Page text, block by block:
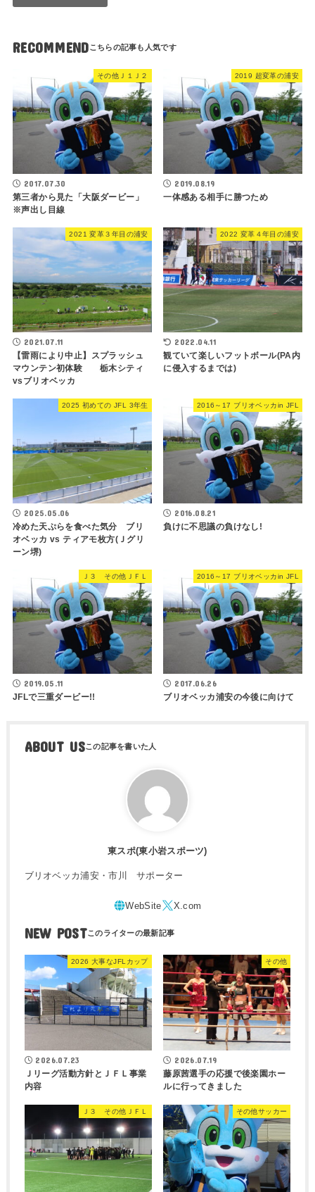
RECOMMEND
その他Ｊ１Ｊ２
2017.07.30
第三者から見た「大阪ダービー」
※声出し目線
2019 超変革の浦安
2019.08.19
一体感ある相手に勝つため
2021 変革３年目の浦安
2021.07.11
【雷雨により中止】スプラッシュ
マウンテン初体験 栃木シティ
vsブリオベッカ
2022 変革４年目の浦安
2022.04.11
観ていて楽しいフットボール(PA内
に侵入するまでは)
2025 初めての JFL 3年生
2025.05.06
冷めた天ぷらを食べた気分 ブリ
オベッカ vs ティアモ枚方(Ｊグリ
ーン堺)
2016～17 ブリオベッカin JFL
2016.08.21
負けに不思議の負けなし!
Ｊ３ その他ＪＦＬ
2019.05.11
JFLで三重ダービー!!
2016～17 ブリオベッカin JFL
2017.06.26
ブリオベッカ浦安の今後に向けて
ABOUT US
東スポ(東小岩スポーツ)
ブリオベッカ浦安・市川 サポーター
NEW POST
2026 大事なJFLカップ
2026.07.23
Ｊリーグ活動方針とＪＦＬ事業
内容
その他
2026.07.19
藤原茜選手の応援で後楽園ホー
ルに行ってきました
Ｊ３ その他ＪＦＬ その他サッカー